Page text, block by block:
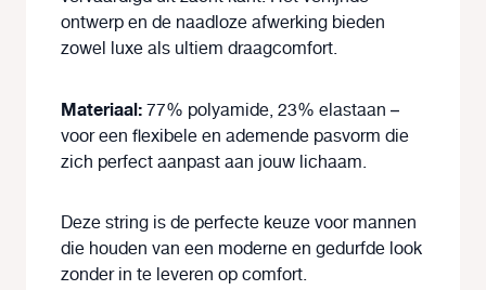
ontwerp en de naadloze afwerking bieden
zowel luxe als ultiem draagcomfort.
Materiaal:77% polyamide, 23% elastaan –
voor een flexibele en ademende pasvorm die
zich perfect aanpast aan jouw lichaam.
Deze string is de perfecte keuze voor mannen
die houden van een moderne en gedurfde look
zonder in te leveren op comfort.